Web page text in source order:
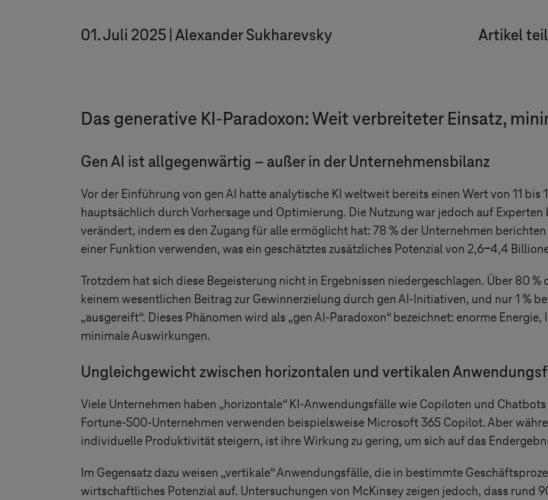
01. Juli 2025 Alexander Sukharevsky Artikel
Das generative KI-Paradoxon: Weit verbreiteter Einsatz,
Gen AI ist allgegenwärtig – außer in der Unternehmensbilanz
Vor der Einführung von gen AI hatte analytische KI weltweit bereits einen Wert von 11 bis
hauptsächlich durch Vorhersage und Optimierung. Die Nutzung war jedoch auf Experten
verändert, indem es den Zugang für alle ermöglicht hat: 78 % der Unternehmen
einer Funktion verwenden, was ein geschätztes zusätzliches Potenzial von 2,6-4,4
Trotzdem hat sich diese Begeisterung nicht in Ergebnissen niedergeschlagen. Über 80
keinem wesentlichen Beitrag zur Gewinnerzielung durch gen AI-Initiativen, und nur 1 %
„ausgereift“. Dieses Phänomen wird als „gen AI-Paradoxon“ bezeichnet: enorme
minimale Auswirkungen.
Ungleichgewicht zwischen horizontalen und vertikalen
Viele Unternehmen haben „horizontale“ KI-Anwendungsfälle wie Copiloten und
Fortune-500-Unternehmen verwenden beispielsweise Microsoft 365 Copilot. Aber
individuelle Produktivität steigern, ist ihre Wirkung zu gering, um sich auf das
Im Gegensatz dazu weisen „vertikale“Anwendungsfälle, die in bestimmte
wirtschaftliches Potenzial auf. Untersuchungen von McKinsey zeigen jedoch, dass rund